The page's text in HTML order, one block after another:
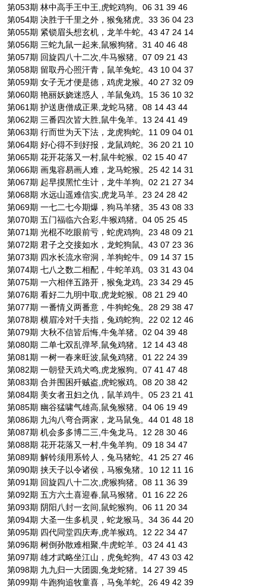
第053期 林中高手王中王,虎蛇鸡狗。06 31 39 46
第054期 决胜于千里之外，猴兔猪虎。33 36 04 23
第055期 紧锁眉头想玄机，龙羊牛蛇。43 47 24 14
第056期 三蛇九鼠一起来,鼠猴狗猪。31 40 46 48
第057期 回旋四八十二次,牛马猴猪。07 09 21 43
第058期 留取丹心照汗青，鼠羊兔蛇。43 10 04 37
第059期 女子无才便是德，鸡虎龙猴。40 27 32 09
第060期 艳丽妖娆迷惑人，羊鼠兔鸡。15 36 10 32
第061期 护送唐僧成正果,龙蛇马猪。08 14 43 44
第062期 三番四次皆大胜,鼠牛兔羊。13 24 41 49
第063期 行而世为天下法，龙虎狗蛇。11 09 04 01
第064期 好心得不到好报，龙鼠鸡蛇。36 20 21 10
第065期 花开花落又一村,鼠牛蛇猴。02 15 40 47
第066期 画鬼容易画人难，龙马蛇猴。25 42 14 31
第067期 起早摸黑忙生计，龙牛羊狗。02 21 27 34
第068期 水远山遥难信实,虎龙马羊。23 24 28 42
第069期 一七二七今期爆，狗马羊猪。35 43 08 33
第070期 五门福临六合彩,牛猴鸡猪。04 05 25 45
第071期 光棍不吃眼前亏，蛇虎鸡狗。23 48 09 21
第072期 君子之交接如水，龙蛇狗鼠。43 07 23 36
第073期 四水长流水帘洞，羊狗蛇牛。09 14 37 15
第074期 七八之数二相配，牛蛇羊鸡。03 31 43 04
第075期 一六相伴五路开，猴兔龙鸡。23 34 29 45
第076期 看好二九明中取,虎龙蛇猴。08 21 29 40
第077期 一番情义两番意，牛狗蛇兔。28 29 38 47
第078期 横眉冷对千夫指，兔鸡蛇狗。22 02 12 46
第079期 大秋不信皆后悔,牛兔羊猪。02 04 39 48
第080期 二单七双乱弹琴,鼠兔鸡猪。12 14 43 48
第081期 一树一春来旺波,鼠兔鸡猪。01 22 24 39
第082期 一朝登天鸡犬鸣,虎龙猴狗。07 41 47 48
第083期 合并围困歼贼盗,虎蛇猴鸡。08 20 38 42
第084期 美女者丑妇之仇，鼠羊鸡牛。05 23 21 41
第085期 幽谷猛啸气雄高,鼠兔猴猪。04 06 19 49
第086期 九沟八弯合两家，龙马鼠兔。44 01 48 18
第087期 机会多多博二三,牛兔龙马。12 28 30 46
第088期 花开花落又一村,牛兔羊狗。09 18 34 47
第089期 解铃须用系铃人，兔马猪蛇。41 25 27 46
第090期 挟天子以令诸侯，马猴兔猪。10 12 11 16
第091期 回旋四八十二次,虎猴狗猪。08 11 36 39
第092期 五方六土喜迎春,鼠马猴猪。01 16 22 26
第093期 阴阳八封一玄间,鼠蛇猴狗。06 11 20 34
第094期 大圣一生多机灵，蛇龙猴马。34 36 44 20
第095期 四代同堂四庆寿,虎羊猴鸡。12 22 34 47
第096期 树倒孙散难相聚,牛虎蛇羊。03 24 41 43
第097期 雄才武略坐江山，虎兔蛇狗。47 43 03 42
第098期 九九归一大团圆,兔龙蛇猪。14 27 39 45
第099期 牛跑狗追牧童喜，马兔羊蛇。26 49 42 39